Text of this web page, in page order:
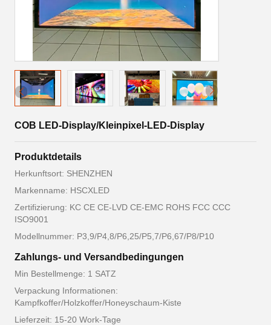
COB LED-Display/Kleinpixel-LED-Display
Produktdetails
Herkunftsort: SHENZHEN
Markenname: HSCXLED
Zertifizierung: KC CE CE-LVD CE-EMC ROHS FCC CCC
ISO9001
Modellnummer: P3,9/P4,8/P6,25/P5,7/P6,67/P8/P10
Zahlungs- und Versandbedingungen
Min Bestellmenge: 1 SATZ
Verpackung Informationen:
Kampfkoffer/Holzkoffer/Honeyschaum-Kiste
Lieferzeit: 15-20 Work-Tage